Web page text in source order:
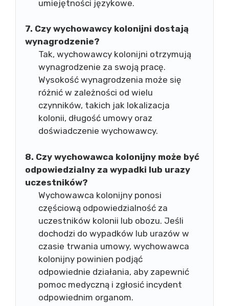
umiejętności językowe.
7. Czy wychowawcy kolonijni dostają
wynagrodzenie?
Tak, wychowawcy kolonijni otrzymują
wynagrodzenie za swoją pracę.
Wysokość wynagrodzenia może się
różnić w zależności od wielu
czynników, takich jak lokalizacja
kolonii, długość umowy oraz
doświadczenie wychowawcy.
8. Czy wychowawca kolonijny może być
odpowiedzialny za wypadki lub urazy
uczestników?
Wychowawca kolonijny ponosi
częściową odpowiedzialność za
uczestników kolonii lub obozu. Jeśli
dochodzi do wypadków lub urazów w
czasie trwania umowy, wychowawca
kolonijny powinien podjąć
odpowiednie działania, aby zapewnić
pomoc medyczną i zgłosić incydent
odpowiednim organom.